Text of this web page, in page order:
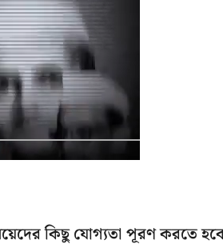
কিছু যোগ্যতা পূরণ করতে